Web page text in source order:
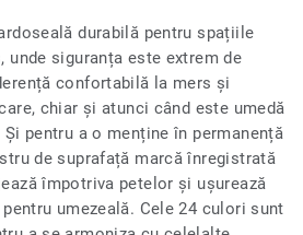
durabilă pentru spațiile
unde siguranța este extrem de
confortabilă la mers și
chiar și atunci când este umedă
pentru a o menține în permanență
de suprafață marcă înregistrată
împotriva petelor și ușurează
umezeală. Cele 24 culori sunt